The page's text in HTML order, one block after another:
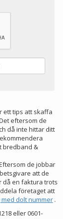
ett tips att skaffa
eftersom de
då inte hittar ditt
bredband &
de jobbar
att de
då en faktura trots
företaget att
dolt nummer .
eller 0601-